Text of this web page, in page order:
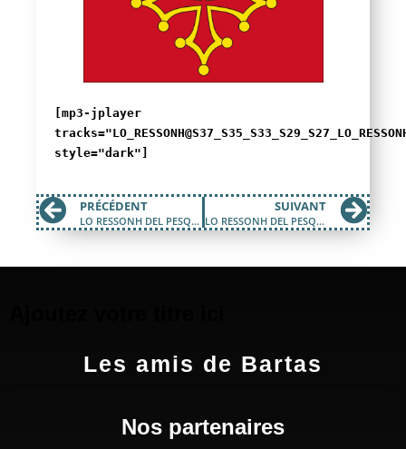
[mp3-jplayer
style="dark"]
PRÉCÉDENT
LO RESSONH DEL PESQUIER : MAI 2022
SUIVANT
LO RESSONH DEL PESQUIER : OCTOBRE 2022
Les amis de Bartas
Nos partenaires